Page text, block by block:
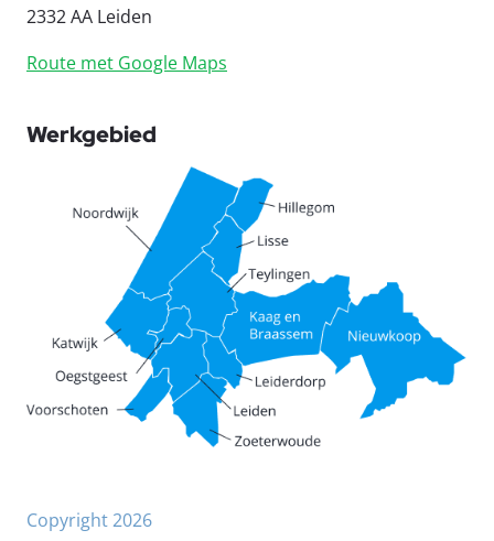
2332 AA Leiden
Route met Google Maps
Werkgebied
Copyright 2026